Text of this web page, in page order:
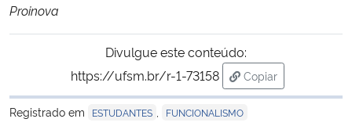
Proinova
Divulgue este conteúdo:
https://ufsm.br/r-1-73158
Copiar
para área de
Registrado em
ESTUDANTES FUNCIONALISMO